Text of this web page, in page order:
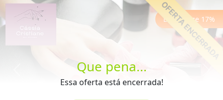
Que pena...
Essa oferta está encerrada!
Economize 17%